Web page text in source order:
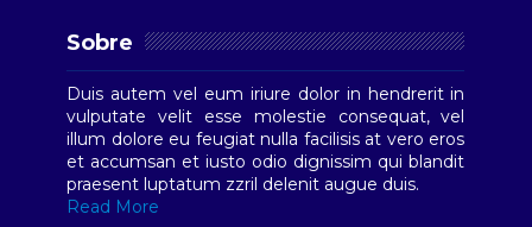
Sobre
Duis autem vel eum iriure dolor in hendrerit in
vulputate velit esse molestie consequat, vel
illum dolore eu feugiat nulla facilisis at vero eros
et accumsan et iusto odio dignissim qui blandit
praesent luptatum zzril delenit augue duis.
Read More